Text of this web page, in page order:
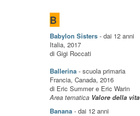
B
Babylon Sisters - dai 12 anni
Italia, 2017
di Gigi Roccati
Ballerina - scuola primaria
Francia, Canada, 2016
di Eric Summer e Eric Warin
Area tematica Valore della vita
Banana - dai 12 anni